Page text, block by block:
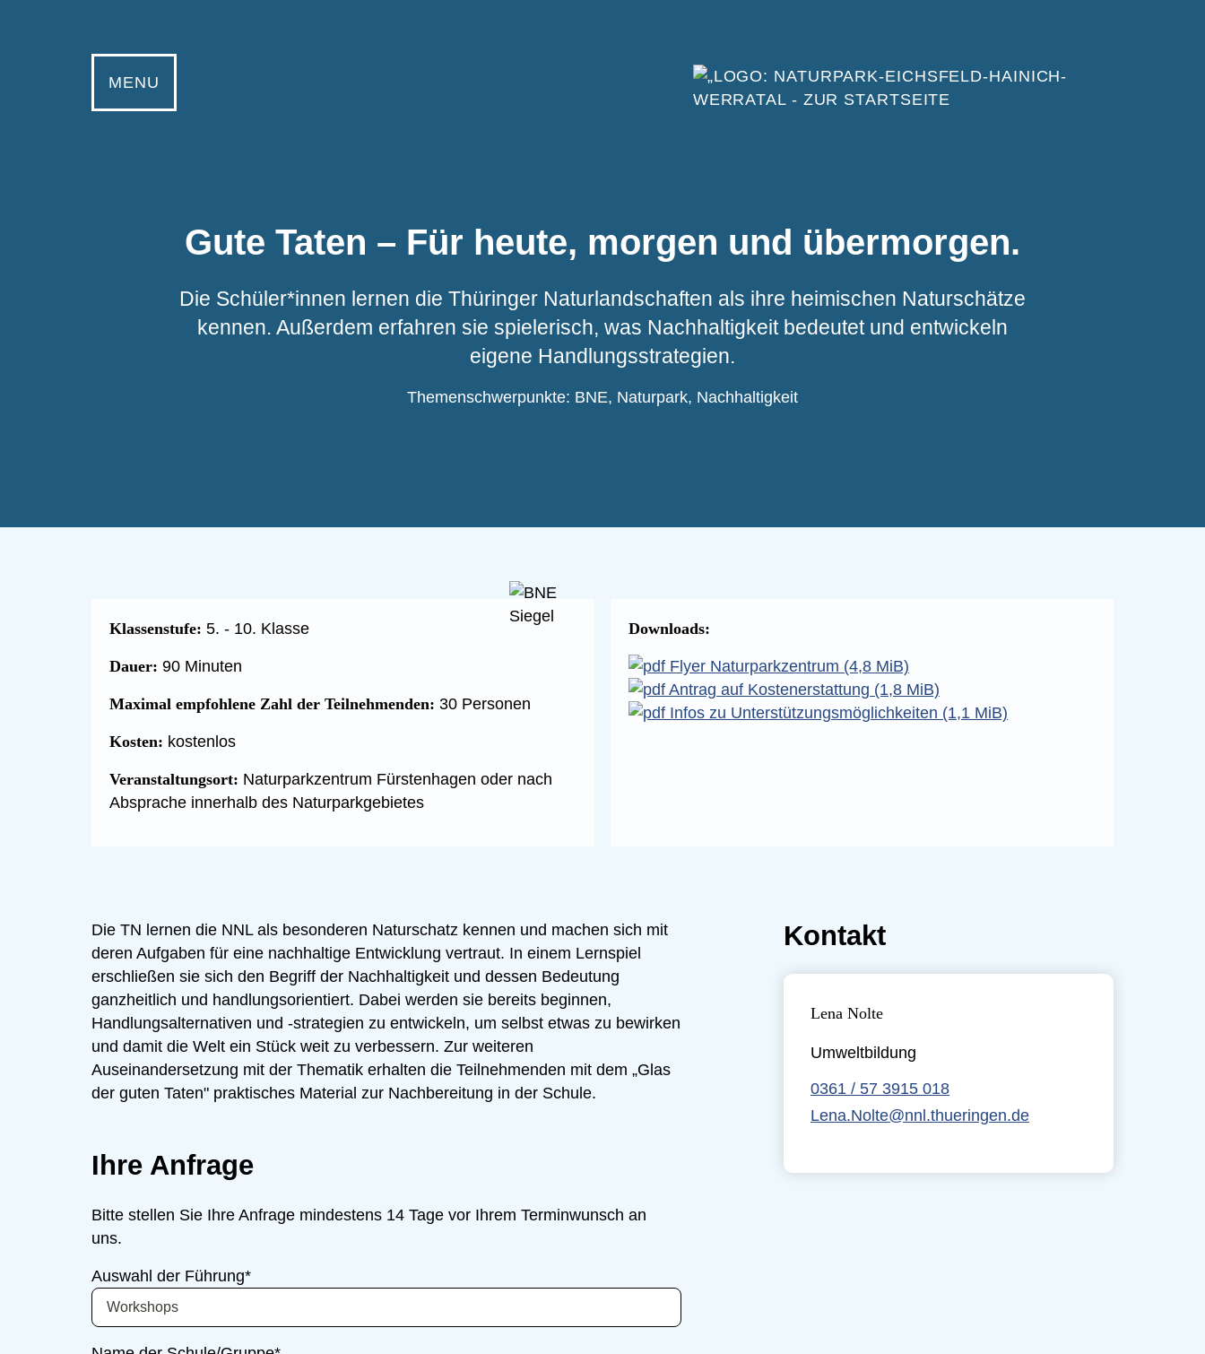
MENU
Gute Taten – Für heute, morgen und übermorgen.
Die Schüler*innen lernen die Thüringer Naturlandschaften als ihre heimischen Naturschätze
kennen. Außerdem erfahren sie spielerisch, was Nachhaltigkeit bedeutet und entwickeln
eigene Handlungsstrategien.
Themenschwerpunkte: BNE, Naturpark, Nachhaltigkeit
Klassenstufe: 5. - 10. Klasse
Dauer: 90 Minuten
Maximal empfohlene Zahl der Teilnehmenden: 30 Personen
Kosten: kostenlos
Veranstaltungsort: Naturparkzentrum Fürstenhagen oder nach
Absprache innerhalb des Naturparkgebietes
Downloads:
Flyer Naturparkzentrum (4,8 MiB)
Antrag auf Kostenerstattung (1,8 MiB)
Infos zu Unterstützungsmöglichkeiten (1,1 MiB)
Die TN lernen die NNL als besonderen Naturschatz kennen und machen sich mit
deren Aufgaben für eine nachhaltige Entwicklung vertraut. In einem Lernspiel
erschließen sie sich den Begriff der Nachhaltigkeit und dessen Bedeutung
ganzheitlich und handlungsorientiert. Dabei werden sie bereits beginnen,
Handlungsalternativen und -strategien zu entwickeln, um selbst etwas zu bewirken
und damit die Welt ein Stück weit zu verbessern. Zur weiteren
Auseinandersetzung mit der Thematik erhalten die Teilnehmenden mit dem „Glas
der guten Taten" praktisches Material zur Nachbereitung in der Schule.
Ihre Anfrage
Bitte stellen Sie Ihre Anfrage mindestens 14 Tage vor Ihrem Terminwunsch an
uns.
Auswahl der Führung*
Kontakt
Lena Nolte
Umweltbildung
0361 / 57 3915 018
Lena.Nolte@nnl.thueringen.de